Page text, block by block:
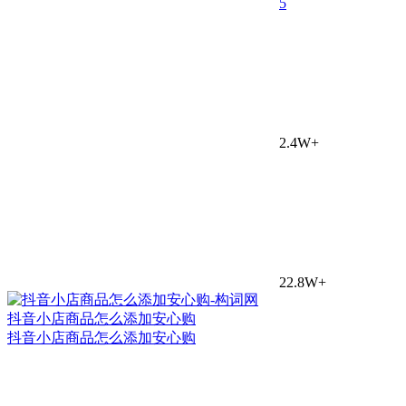
2.4W+
22.8W+
抖音小店商品怎么添加安心购
抖音小店商品怎么添加安心购